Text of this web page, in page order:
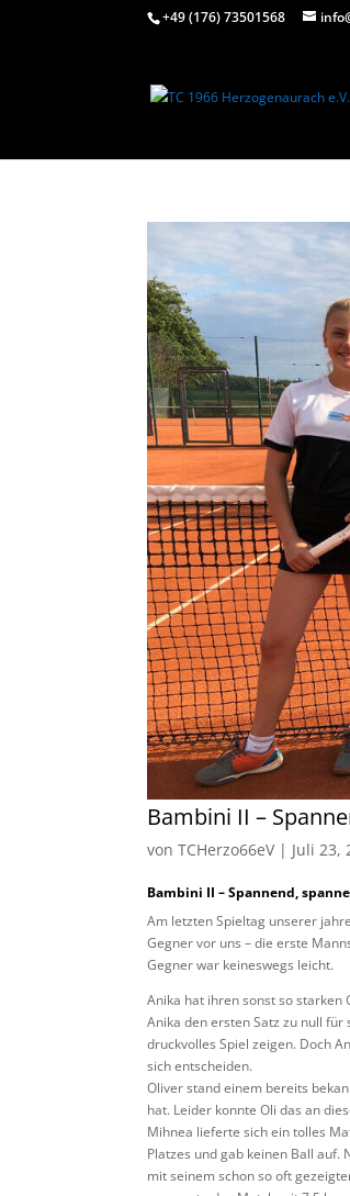
+49 (176) 73501568
Bambini II –
vonTCHerzo66eV| Juli 23,
Bambini II – Spannend,
Am letzten Spieltag unserer
Gegner vor uns – die erste
Gegner war keineswegs leicht.
Anika hat ihren sonst so starken
Anika den ersten Satz zu null
druckvolles Spiel zeigen. Doch
sich entscheiden.
Oliver stand einem bereits
hat. Leider konnte Oli das an
Mihnea lieferte sich ein tolles
Platzes und gab keinen Ball
mit seinem schon so oft